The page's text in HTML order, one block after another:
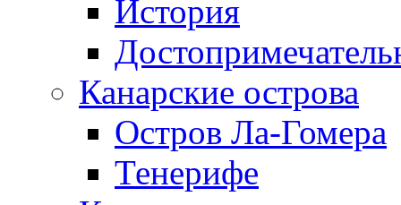
История
Канарские острова
Остров Ла-Гомера
Тенерифе